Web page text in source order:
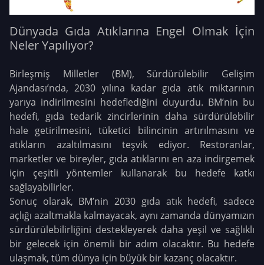
Dünyada Gıda Atıklarına Engel Olmak İçin
Neler Yapılıyor?
Birleşmiş Milletler (BM), Sürdürülebilir Gelişim
Ajandası’nda, 2030 yılına kadar gıda atık miktarının
yarıya indirilmesini hedeflediğini duyurdu. BM’nin bu
hedefi, gıda tedarik zincirlerinin daha sürdürülebilir
hale getirilmesini, tüketici bilincinin artırılmasını ve
atıkların azaltılmasını teşvik ediyor. Restoranlar,
marketler ve bireyler, gıda atıklarını en aza indirgemek
için çeşitli yöntemler kullanarak bu hedefe katkı
sağlayabilirler.
Sonuç olarak, BM’nin 2030 gıda atık hedefi, sadece
açlığı azaltmakla kalmayacak, aynı zamanda dünyamızın
sürdürülebilirliğini destekleyerek daha yeşil ve sağlıklı
bir gelecek için önemli bir adım olacaktır. Bu hedefe
ulaşmak, tüm dünya için büyük bir kazanç olacaktır.